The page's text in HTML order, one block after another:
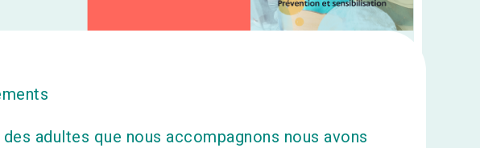
adultes que nous accompagnons nous avons